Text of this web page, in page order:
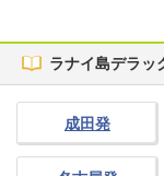
ラナイ島デラッ
成田発